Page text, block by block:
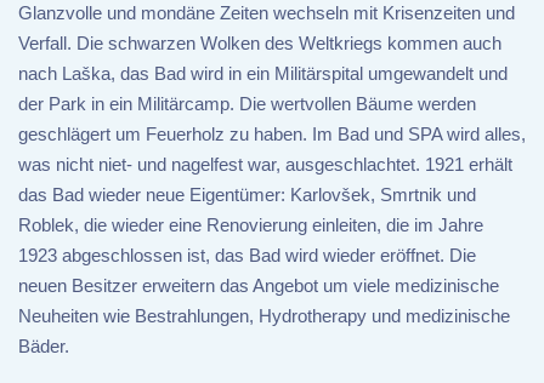
Glanzvolle und mondäne Zeiten wechseln mit Krisenzeiten und
Verfall. Die schwarzen Wolken des Weltkriegs kommen auch
nach Laška, das Bad wird in ein Militärspital umgewandelt und
der Park in ein Militärcamp. Die wertvollen Bäume werden
geschlägert um Feuerholz zu haben. Im Bad und SPA wird alles,
was nicht niet- und nagelfest war, ausgeschlachtet. 1921 erhält
das Bad wieder neue Eigentümer: Karlovšek, Smrtnik und
Roblek, die wieder eine Renovierung einleiten, die im Jahre
1923 abgeschlossen ist, das Bad wird wieder eröffnet. Die
neuen Besitzer erweitern das Angebot um viele medizinische
Neuheiten wie Bestrahlungen, Hydrotherapy und medizinische
Bäder.